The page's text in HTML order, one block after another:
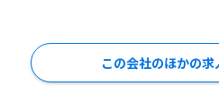
この会社のほかの